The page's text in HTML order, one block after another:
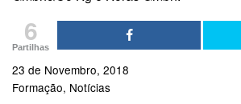
6
Partilhas
23 de Novembro, 2018
Formação Notícias